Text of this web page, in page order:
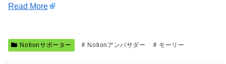
Read More
Notionサポーター Notionアンバサダー モーリー